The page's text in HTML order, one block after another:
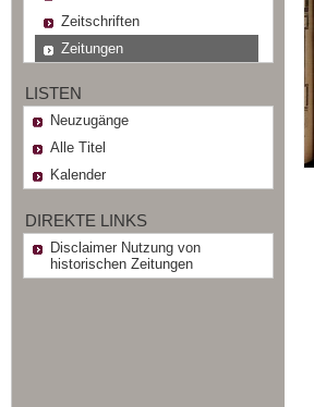
Zeitschriften
Zeitungen
LISTEN
Neuzugänge
Alle Titel
Kalender
DIREKTE LINKS
Disclaimer Nutzung von
historischen Zeitungen